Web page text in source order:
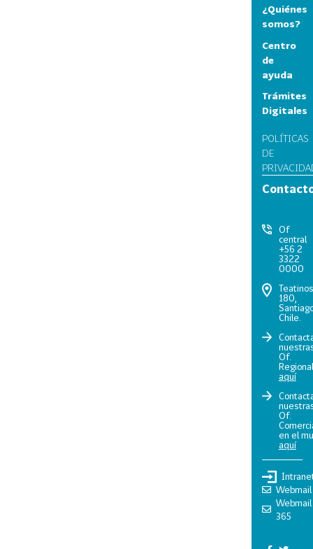
¿Quiénes
somos?
Centro
de
ayuda
Trámites
Digitales
POLÍTICAS
DE
Of
central
+56 2
3322
0000
Teatinos
180,
Chile.
Of.
aquí
Of.
en el
aquí
Webmail
Webmail
365